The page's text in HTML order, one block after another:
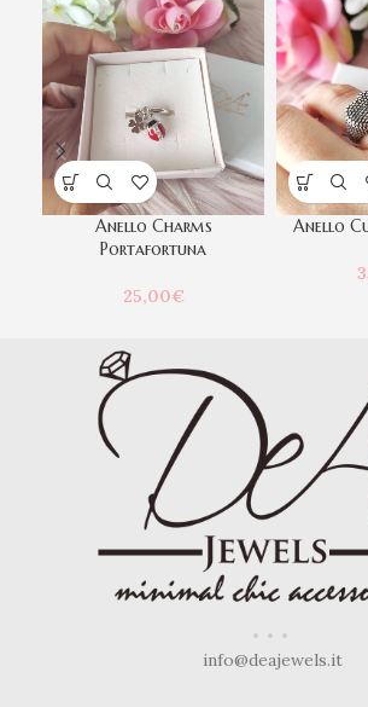
Anello Charms
Portafortuna
25,00€
Anello
info@deajewels.it